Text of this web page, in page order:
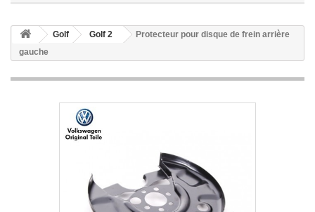
Golf Golf 2
Protecteur pour disque de frein arrière
gauche